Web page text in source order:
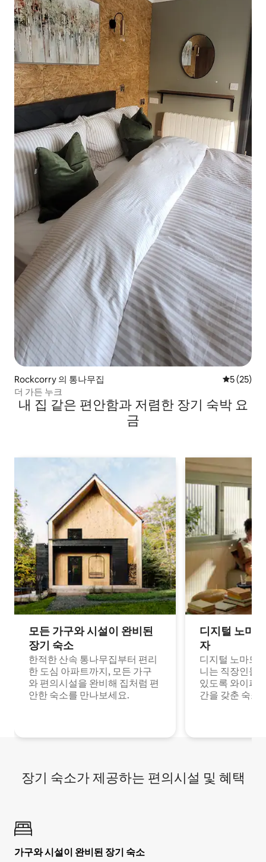
Rockcorry 의 통나무집 평점 5점
5 (25)
더 가든 누크
내 집 같은 편안함과 저렴한 장기 숙박 요
금
모든 가구와 시설이 완비된
장기 숙소
한적한 산속 통나무집부터 편리
한 도심 아파트까지, 모든 가구
와 편의시설을 완비해 집처럼 편
안한 숙소를 만나보세요.
디지털 노마
자
디지털 노마드
니는 직장인들
있도록 와이파
간을 갖춘 숙소
장기 숙소가 제공하는 편의시설 및 혜택
가구와 시설이 완비된 장기 숙소